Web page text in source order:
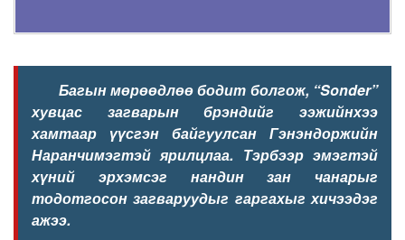
Багын мөрөөдлөө бодит болгож, “Sonder”
хувцас загварын брэндийг ээжийнхээ
хамтаар үүсгэн байгуулсан Гэнэндоржийн
Наранчимэгтэй ярилцлаа. Тэрбээр эмэгтэй
хүний эрхэмсэг нандин зан чанарыг
тодотгосон загваруудыг гаргахыг хичээдэг
ажээ.